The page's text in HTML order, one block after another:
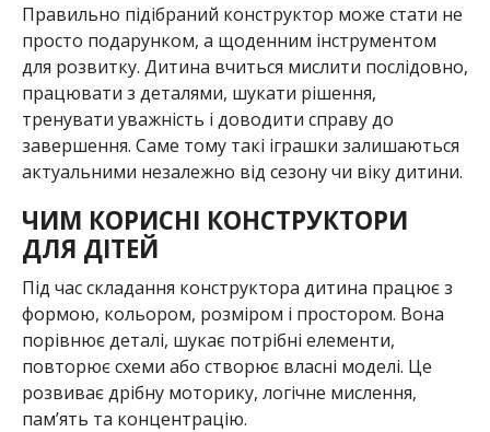
Правильно підібраний конструктор може стати не
просто подарунком, а щоденним інструментом
для розвитку. Дитина вчиться мислити послідовно,
працювати з деталями, шукати рішення,
тренувати уважність і доводити справу до
завершення. Саме тому такі іграшки залишаються
актуальними незалежно від сезону чи віку дитини.
ЧИМ КОРИСНІ КОНСТРУКТОРИ
ДЛЯ ДІТЕЙ
Під час складання конструктора дитина працює з
формою, кольором, розміром і простором. Вона
порівнює деталі, шукає потрібні елементи,
повторює схеми або створює власні моделі. Це
розвиває дрібну моторику, логічне мислення,
пам’ять та концентрацію.